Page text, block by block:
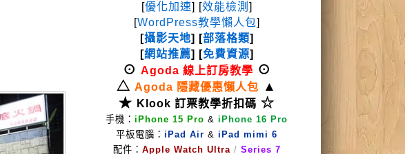
[優化加速] [效能檢測 ]
[WordPress教學懶人包]
[攝影天地] [部落格類]
[網站推薦] [免費資源]
⊙ Agoda 線上訂房教學 ⊙
△ Agoda 隱藏優惠懶人包
▲
★ Klook 訂票教學折扣碼 ☆
手機： iPhone 15 Pro & iPhone 16 Pro
平板電腦： iPad Air & iPad mimi 6
配件： Apple Watch Ultra / Series 7